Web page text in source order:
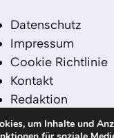
Datenschutz
Impressum
Cookie Richtlinie
Kontakt
Redaktion
Redaktionelle
um Inhalte und